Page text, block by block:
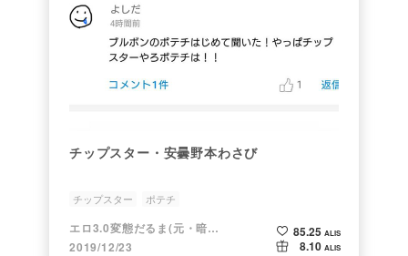
チップスター・安曇野本わさび
チップスター ポテチ
エロ3.0変態だるま(元・暗号だるま)
2019/12/23
85.25 ALIS
8.10 ALIS